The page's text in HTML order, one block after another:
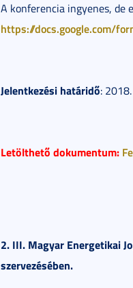
A konferencia ingyenes, de
https://docs.google.com/
Jelentkezési határidő:
Letölthető dokumentum:
2. III. Magyar Energetikai
szervezésében.